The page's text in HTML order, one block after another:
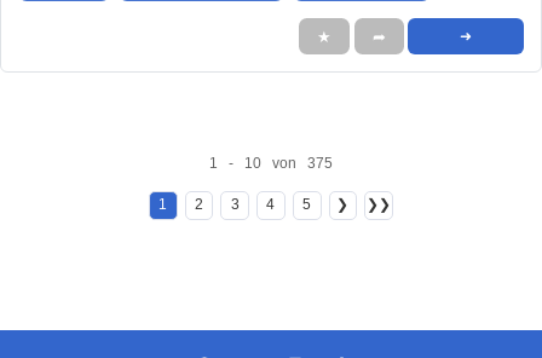
★ ➦ ➜
1 - 10 von 375
1 2 3 4 5 ❯ ❯❯